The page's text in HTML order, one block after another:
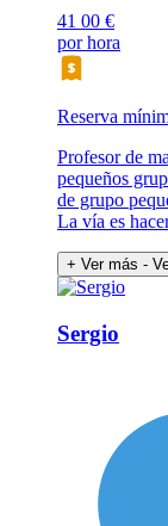
41 00 €
por hora
Reserva
Profesor de
pequeños
de grupo
La vía es
+ Ver más -
Sergio